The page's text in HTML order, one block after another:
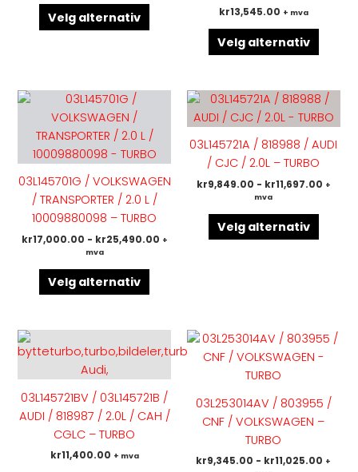
Velg alternativ
produktsiden
kr13,545.00 + mva
Velg alternativ
03L145701G / VOLKSWAGEN
/ TRANSPORTER / 2.0 L /
10009880098 – TURBO
kr17,000.00 - kr25,490.00 +
mva
Velg alternativ
produktet
har
flere
Alternativene
kan
velges
på
03L145721A / 818988 / AUDI
/ CJC / 2.0L – TURBO
kr9,849.00 - kr11,697.00 +
mva
Velg alternativ
Dette
flere
på
03L145721BV / 03L145721B /
AUDI / 818987 / 2.0L / CAH /
CGLC – TURBO
kr11,400.00 + mva
produktet
flere
varianter.
Alternativene
03L253014AV / 803955 /
CNF / VOLKSWAGEN –
TURBO
kr9,345.00 - kr11,025.00 +
Dette
flere
velges